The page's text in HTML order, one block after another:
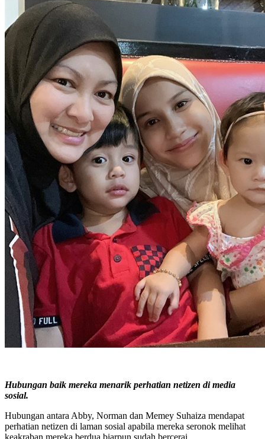
Hubungan baik mereka menarik perhatian netizen di media
sosial.
Hubungan antara Abby, Norman dan Memey Suhaiza mendapat
perhatian netizen di laman sosial apabila mereka seronok melihat